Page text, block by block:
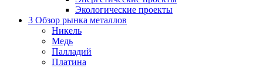
Экологические проекты
3 Обзор рынка металлов
Никель
Медь
Палладий
Платина